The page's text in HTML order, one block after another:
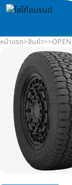
หน้าแรก>สินค้า>>